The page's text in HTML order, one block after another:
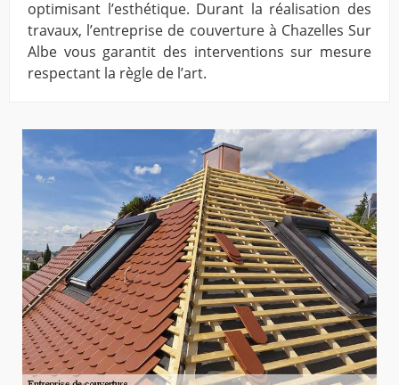
optimisant l’esthétique. Durant la réalisation des
travaux, l’entreprise de couverture à Chazelles Sur
Albe vous garantit des interventions sur mesure
respectant la règle de l’art.